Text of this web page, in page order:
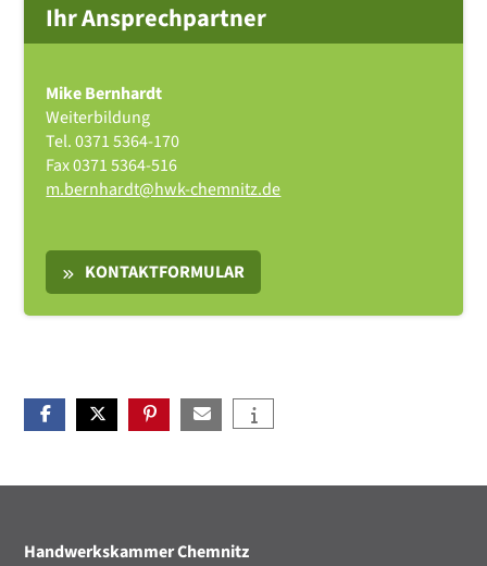
Ihr Ansprechpartner
Mike Bernhardt
Weiterbildung
Tel.0371 5364-170
Fax0371 5364-516
m.bernhardt@hwk-chemnitz.de
KONTAKTFORMULAR
Handwerkskammer Chemnitz